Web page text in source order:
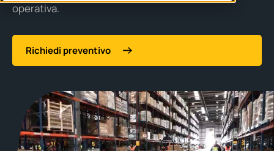
operativa.
Richiedi preventivo